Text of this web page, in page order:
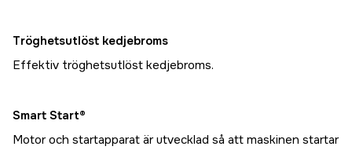
Tröghetsutlöst kedjebroms
Effektiv tröghetsutlöst kedjebroms.
Smart Start®
Motor och startapparat är utvecklad så att maskinen startar